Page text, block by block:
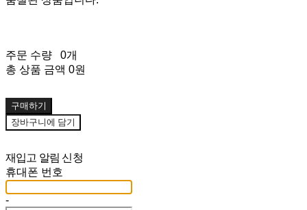
주문 수량
0개
총 상품 금액 0원
구매하기
장바구니에 담기
재입고 알림 신청
휴대폰 번호
-